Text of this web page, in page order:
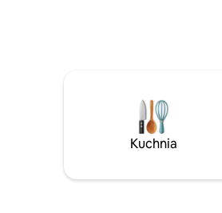
przedmioty gospodarstwa
nieodłączną częścią historii
Światło i otwarta przestrzeń,
nowoczesna kuchnia,
łazienkowa dodadzą
Kuchnia